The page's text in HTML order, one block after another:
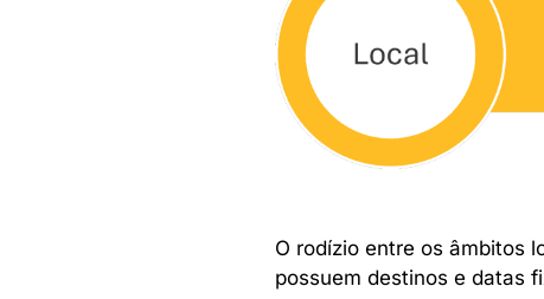
O rodízio entre os âmbitos
possuem destinos e datas